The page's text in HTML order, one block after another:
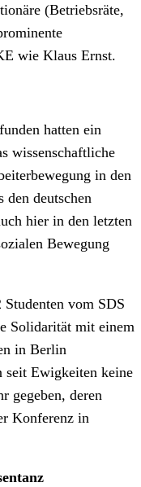
(Betriebsräte,
wie Klaus Ernst.
hatten ein
wissenschaftliche
in den
den deutschen
hier in den letzten
Bewegung
vom SDS
Solidarität mit einem
in Berlin
seit Ewigkeiten keine
gegeben, deren
Konferenz in